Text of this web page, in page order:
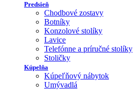
Predsieň
Chodbové zostavy
Botníky
Konzolové stolíky
Lavice
Telefónne a príručné stolíky
Stoličky
Kúpelňa
Kúpeľňový nábytok
Umývadlá